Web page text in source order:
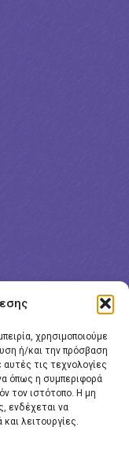
χρησιμοποιούμε
ή/και την πρόσβαση
τις τεχνολογίες
όπως η συμπεριφορά
τον ιστότοπο. Η μη
ενδέχεται να
λειτουργίες.
and